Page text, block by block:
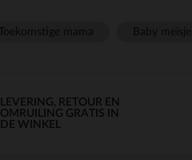
LEVERING, RETOUR EN
OMRUILING GRATIS IN
DE WINKEL